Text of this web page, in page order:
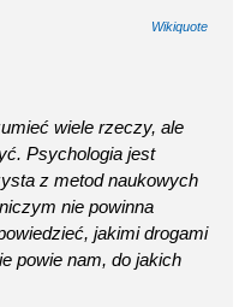
Wikiquote
wiele rzeczy, ale
Psychologia jest
z metod naukowych
nie powinna
jakimi drogami
powie nam, do jakich